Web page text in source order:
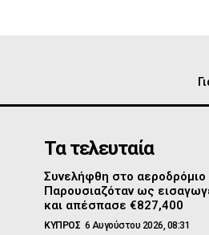
Τα τελευταία
Συνελήφθη στο αεροδρόμιο
Παρουσιαζόταν ως
και απέσπασε €827,400
ΚΥΠΡΟΣ 6 Αυγούστου 2026, 08:31